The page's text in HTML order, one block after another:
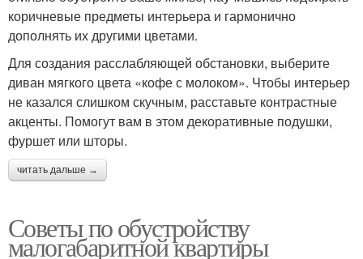
коричневые предметы интерьера и гармонично
дополнять их другими цветами.
Для создания расслабляющей обстановки, выберите
диван мягкого цвета «кофе с молоком». Чтобы интерьер
не казался слишком скучным, расставьте контрастные
акценты. Помогут вам в этом декоративные подушки,
фуршет или шторы.
читать дальше →
Советы по обустройству
малогабаритной квартиры